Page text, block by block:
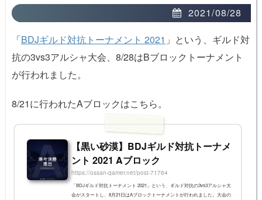
2021/08/28
「BDJギルド対抗トーナメント 2021 」という、ギルド対
抗の3vs3アルシャ大会、8/28はBブロックトーナメント
が行われました。
8/21に行われたAブロックはこちら。
【黒い砂漠】BDJギルド対抗トーナメ
ント 2021 Aブロック
https://ossan-gamer.net/post-71764
「BDJギルド対抗トーナメント 2021」という、ギルド対抗の3vs3アルシャ大
会がスタートし、8月21日はAブロックトーナメントが行われました。大会の